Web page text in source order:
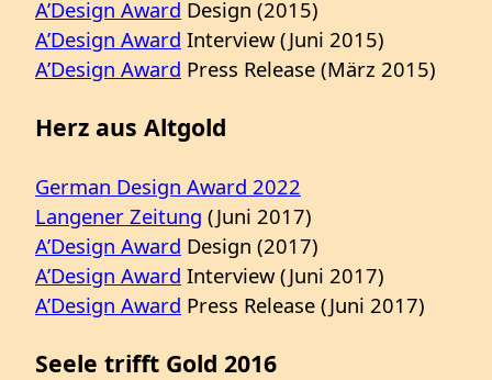
A’Design Award Design (2015)
A’Design Award Interview (Juni 2015)
A’Design Award Press Release (März 2015)
Herz aus Altgold
German Design Award 2022
Langener Zeitung (Juni 2017)
A’Design Award Design (2017)
A’Design Award Interview (Juni 2017)
A’Design Award Press Release (Juni 2017)
Seele trifft Gold 2016